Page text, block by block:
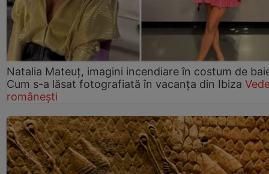
Natalia Mateuț, imagini incendiare în costum de
Cum s-a lăsat fotografiată în vacanța din Ibiza
românești